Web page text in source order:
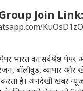
Join Link:
भारत का सर्वश्रेष्ठ
बॉलीवुड, व्यापार
करता है। अनदेखी खबर